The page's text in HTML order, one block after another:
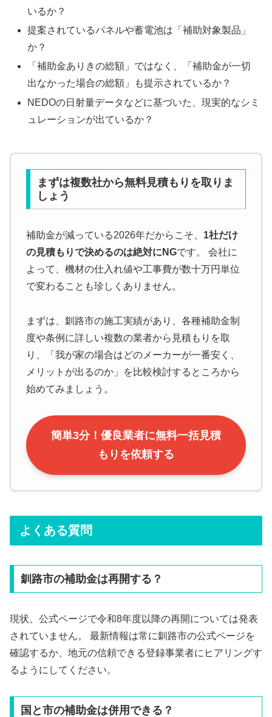
いるか？
提案されているパネルや蓄電池は「補助対象製品」
か？
「補助金ありきの総額」ではなく、「補助金が一切
出なかった場合の総額」も提示されているか？
NEDOの日射量データなどに基づいた、現実的なシミ
ュレーションが出ているか？
まずは複数社から無料見積もりを取りま
しょう
補助金が減っている2026年だからこそ、 1社だけ
の見積もりで決めるのは絶対にNGです。 会社に
よって、機材の仕入れ値や工事費が数十万円単位
で変わることも珍しくありません。
まずは、釧路市の施工実績があり、各種補助金制
度や条例に詳しい複数の業者から見積もりを取
り、「我が家の場合はどのメーカーが一番安く、
メリットが出るのか」を比較検討するところから
始めてみましょう。
簡単3分！優良業者に無料一括見積
もりを依頼する
よくある質問
釧路市の補助金は再開する？
現状、公式ページで令和8年度以降の再開については発表
されていません。 最新情報は常に釧路市の公式ページを
確認するか、地元の信頼できる登録事業者にヒアリングす
るようにしてください。
国と市の補助金は併用できる？